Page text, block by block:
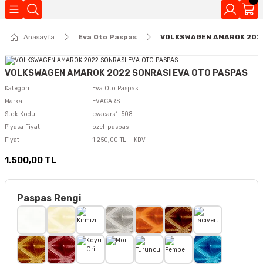
Anasayfa Eva Oto Paspas VOLKSWAGEN AMAROK
VOLKSWAGEN AMAROK 2022 SONRASI EVA OTO PASPAS
Kategori
Eva Oto Paspas
Marka
EVACARS
Stok Kodu
evacars1-508
Piyasa Fiyatı
ozel-paspas
Fiyat
1.250,00 TL + KDV
1.500,00 TL
Paspas Rengi